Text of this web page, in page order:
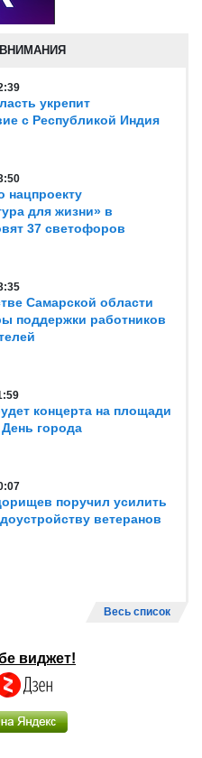
укрепит
с Республикой Индия
нацпроекту
для жизни» в
37 светофоров
Самарской области
поддержки работников
концерта на площади
города
поручил усилить
ветеранов
Весь список
виджет!